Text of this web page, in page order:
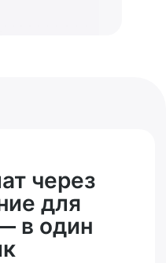
через
для
в один